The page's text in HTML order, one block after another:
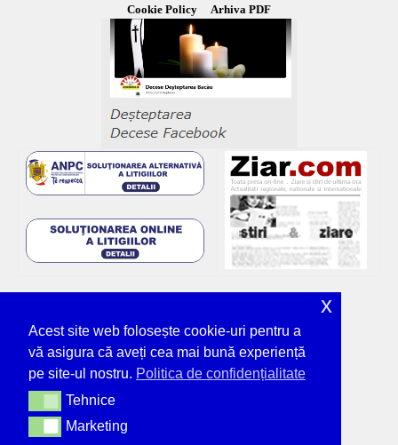
Cookie Policy
Arhiva PDF
Acest site web folosește cookie-uri pentru a
vă asigura că aveți cea mai bună experiență
pe site-ul nostru. Politica de confidențialitate
TehniceTehnice
MarketingMarketing
x